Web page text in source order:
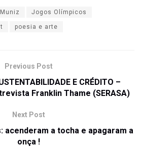
Jogos Olímpicos
poesia e arte
Previous Post
E CRÉDITO –
Franklin Thame (SERASA)
Next Post
acenderam a tocha e apagaram a
onça !